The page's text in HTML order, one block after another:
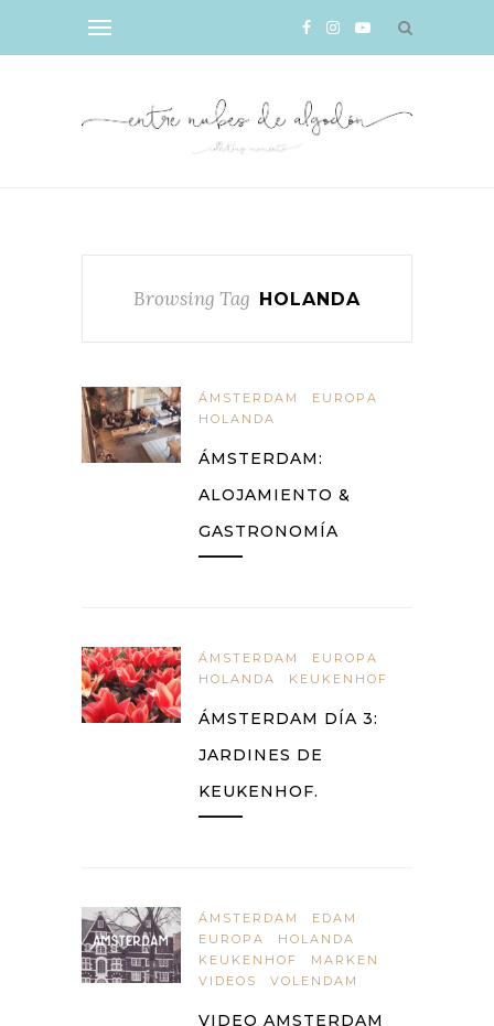
Browsing Tag HOLANDA
ÁMSTERDAM
EUROPA
HOLANDA
ÁMSTERDAM:
ALOJAMIENTO &
GASTRONOMÍA
ÁMSTERDAM
EUROPA
HOLANDA
KEUKENHOF
ÁMSTERDAM DÍA 3:
JARDINES DE
KEUKENHOF.
ÁMSTERDAM
EDAM
EUROPA
HOLANDA
KEUKENHOF
MARKEN
VIDEOS
VOLENDAM
VIDEO AMSTERDAM